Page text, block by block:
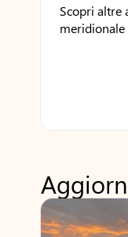
Scopri altre
meridionale